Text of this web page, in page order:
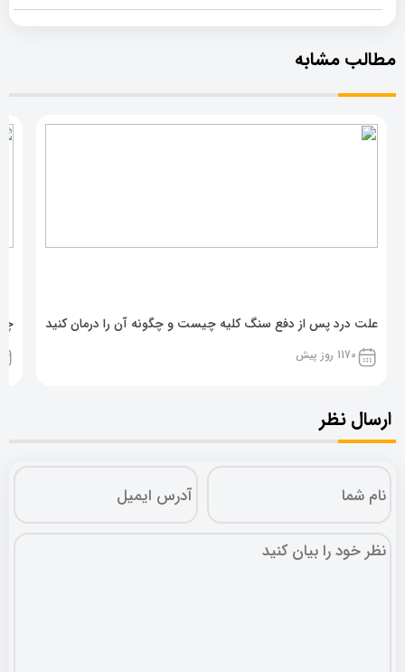
مطالب مشابه
علت درد پس از دفع سنگ کلیه چیست و چگونه آن را درمان کنید
1170 روز پیش
ارسال نظر